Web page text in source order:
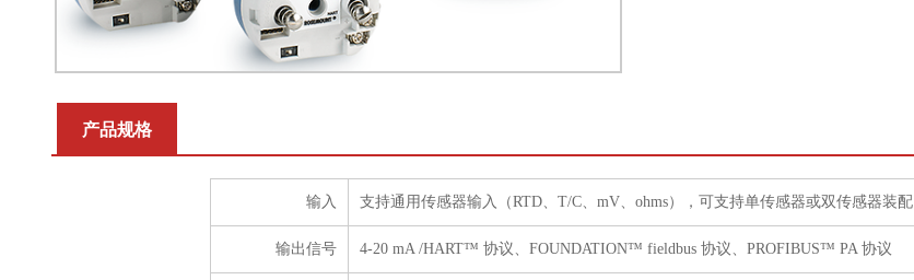
产品规格
输入 支持通用传感器输入（RTD、T/C、mV、ohms），可支持单传感器或双传感器装配
输出信号 4-20 mA /HART™ 协议、FOUNDATION™ fieldbus 协议、PROFIBUS™ PA 协议